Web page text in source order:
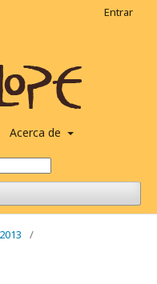
Acerca de
Entrar
/